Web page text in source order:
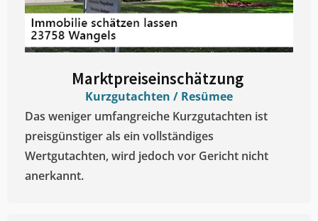
Marktpreiseinschätzung ​
Kurzgutachten / Resümee
Das weniger umfangreiche Kurzgutachten ist
preisgünstiger als ein vollständiges
Wertgutachten, wird jedoch vor Gericht nicht
anerkannt.